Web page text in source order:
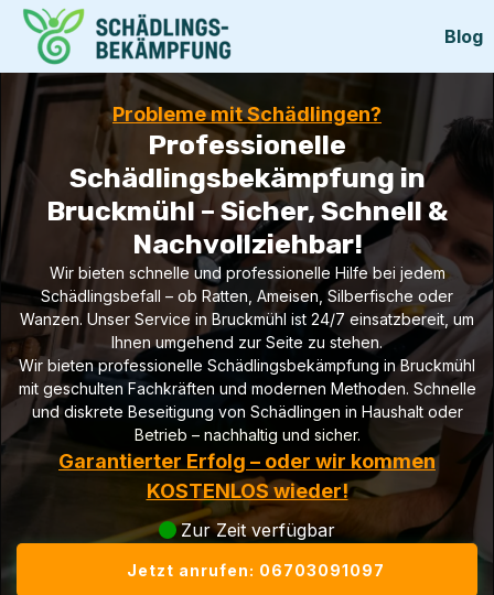
Blog
Probleme mit Schädlingen?
Professionelle
Schädlingsbekämpfung in
Bruckmühl – Sicher, Schnell &
Nachvollziehbar!
Wir bieten schnelle und professionelle Hilfe bei jedem
Schädlingsbefall – ob Ratten, Ameisen, Silberfische oder
Wanzen. Unser Service in Bruckmühl ist 24/7 einsatzbereit, um
Ihnen umgehend zur Seite zu stehen.
Wir bieten professionelle Schädlingsbekämpfung in Bruckmühl
mit geschulten Fachkräften und modernen Methoden. Schnelle
und diskrete Beseitigung von Schädlingen in Haushalt oder
Betrieb – nachhaltig und sicher.
Garantierter Erfolg – oder wir kommen
KOSTENLOS wieder!
Zur Zeit verfügbar
Jetzt anrufen: 06703091097